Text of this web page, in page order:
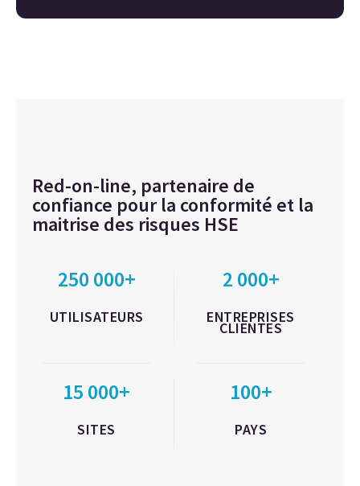
Red-on-line, partenaire de
confiance pour la conformité et la
maitrise des risques HSE
250 000+
UTILISATEURS
2 000+
ENTREPRISES
CLIENTES
15 000+
SITES
100+
PAYS